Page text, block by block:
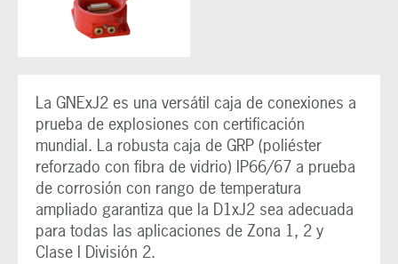
La GNExJ2 es una versátil caja de conexiones a
prueba de explosiones con certificación
mundial. La robusta caja de GRP (poliéster
reforzado con fibra de vidrio) IP66/67 a prueba
de corrosión con rango de temperatura
ampliado garantiza que la D1xJ2 sea adecuada
para todas las aplicaciones de Zona 1, 2 y
Clase I División 2.